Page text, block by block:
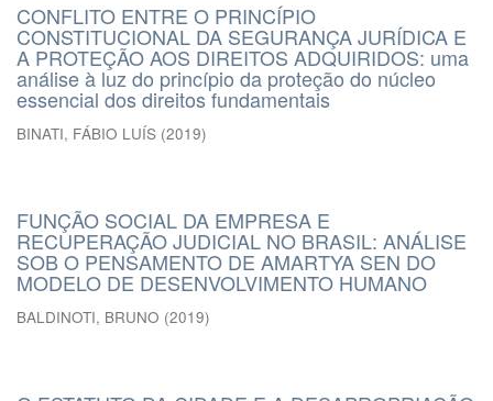
CONFLITO ENTRE O PRINCÍPIO
CONSTITUCIONAL DA SEGURANÇA JURÍDICA E
A PROTEÇÃO AOS DIREITOS ADQUIRIDOS: uma
análise à luz do princípio da proteção do núcleo
essencial dos direitos fundamentais
BINATI, FÁBIO LUÍS (2019)
FUNÇÃO SOCIAL DA EMPRESA E
RECUPERAÇÃO JUDICIAL NO BRASIL: ANÁLISE
SOB O PENSAMENTO DE AMARTYA SEN DO
MODELO DE DESENVOLVIMENTO HUMANO
BALDINOTI, BRUNO (2019)